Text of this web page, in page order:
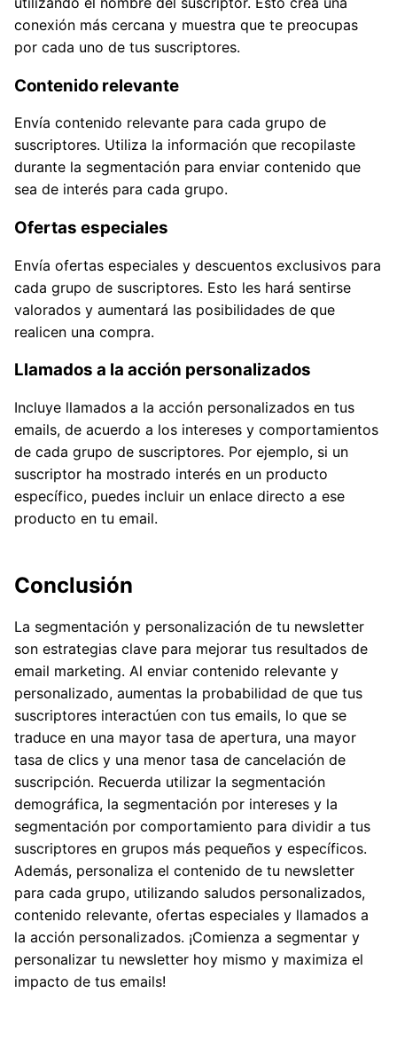
conexión más cercana y muestra que te preocupas
por cada uno de tus suscriptores.
Contenido relevante
Envía contenido relevante para cada grupo de
suscriptores. Utiliza la información que recopilaste
durante la segmentación para enviar contenido que
sea de interés para cada grupo.
Ofertas especiales
Envía ofertas especiales y descuentos exclusivos para
cada grupo de suscriptores. Esto les hará sentirse
valorados y aumentará las posibilidades de que
realicen una compra.
Llamados a la acción personalizados
Incluye llamados a la acción personalizados en tus
emails, de acuerdo a los intereses y comportamientos
de cada grupo de suscriptores. Por ejemplo, si un
suscriptor ha mostrado interés en un producto
específico, puedes incluir un enlace directo a ese
producto en tu email.
Conclusión
La segmentación y personalización de tu newsletter
son estrategias clave para mejorar tus resultados de
email marketing. Al enviar contenido relevante y
personalizado, aumentas la probabilidad de que tus
suscriptores interactúen con tus emails, lo que se
traduce en una mayor tasa de apertura, una mayor
tasa de clics y una menor tasa de cancelación de
suscripción. Recuerda utilizar la segmentación
demográfica, la segmentación por intereses y la
segmentación por comportamiento para dividir a tus
suscriptores en grupos más pequeños y específicos.
Además, personaliza el contenido de tu newsletter
para cada grupo, utilizando saludos personalizados,
contenido relevante, ofertas especiales y llamados a
la acción personalizados. ¡Comienza a segmentar y
personalizar tu newsletter hoy mismo y maximiza el
impacto de tus emails!